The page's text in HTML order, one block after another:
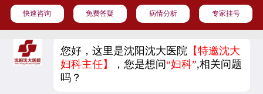
快速咨询 免费答疑 病情分析 专家挂号
您好，这里是沈阳沈大医院 【特邀沈大
妇科主任】
，您是想问“妇科”,相关问题
吗？